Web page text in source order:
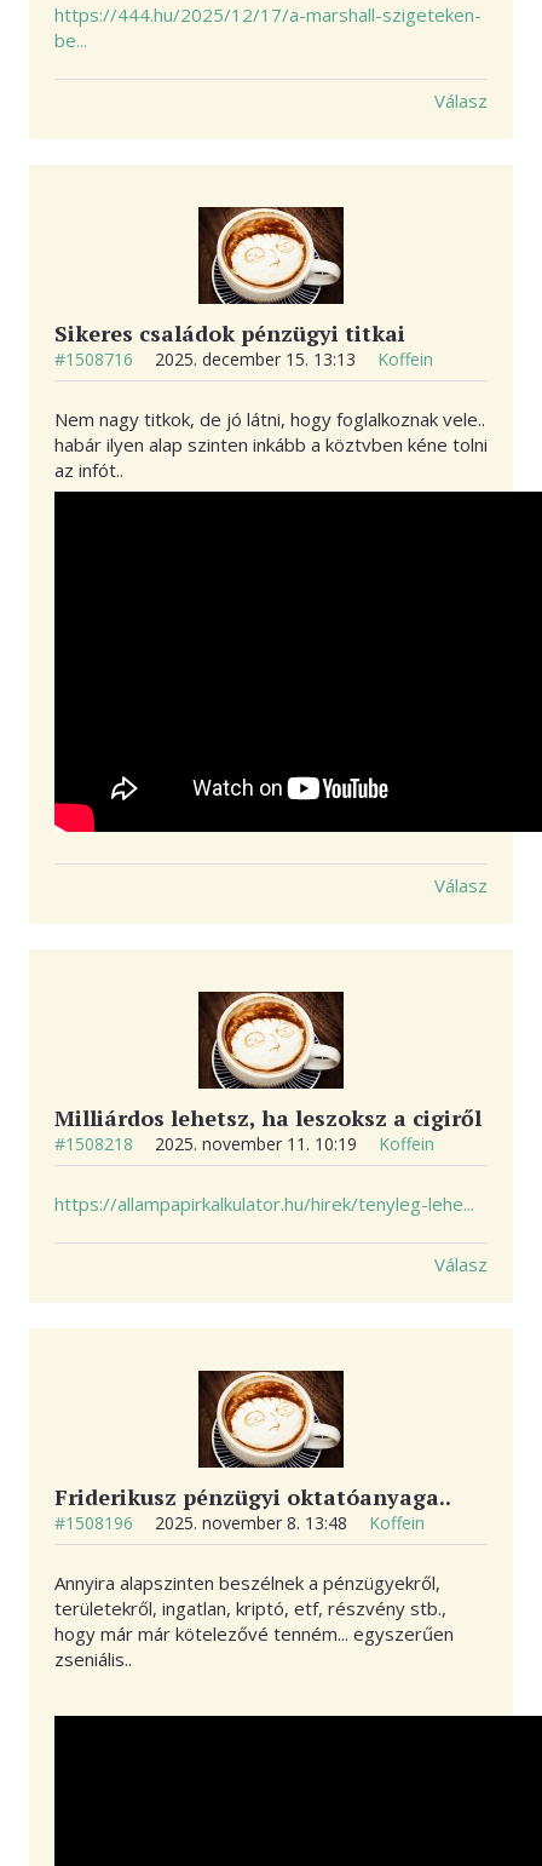
https://444.hu/2025/12/17/a-marshall-szigeteken-
be...
Válasz
Sikeres családok pénzügyi titkai
#1508716 2025. december 15. 13:13 Koffein
Nem nagy titkok, de jó látni, hogy foglalkoznak vele..
habár ilyen alap szinten inkább a köztvben kéne tolni
az infót..
Válasz
Milliárdos lehetsz, ha leszoksz a cigiről
#1508218 2025. november 11. 10:19 Koffein
https://allampapirkalkulator.hu/hirek/tenyleg-lehe...
Válasz
Friderikusz pénzügyi oktatóanyaga..
#1508196 2025. november 8. 13:48 Koffein
Annyira alapszinten beszélnek a pénzügyekről,
területekről, ingatlan, kriptó, etf, részvény stb.,
hogy már már kötelezővé tenném... egyszerűen
zseniális..